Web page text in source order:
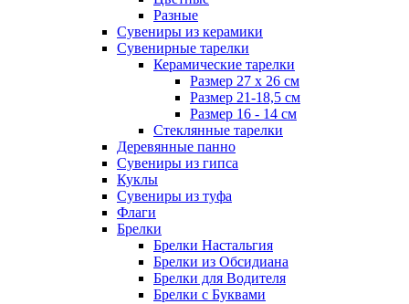
Разные
Сувениры из керамики
Сувенирные тарелки
Керамические тарелки
Размер 27 х 26 см
Размер 21-18,5 см
Размер 16 - 14 см
Стеклянные тарелки
Деревянные панно
Сувениры из гипса
Куклы
Сувениры из туфа
Флаги
Брелки
Брелки Настальгия
Брелки из Обсидиана
Брелки для Водителя
Брелки с Буквами